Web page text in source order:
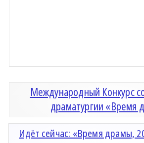
Международный Конкурс
драматургии «Время
Идёт сейчас: «Время драмы,